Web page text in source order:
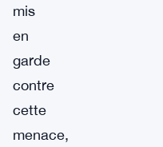
mis
en
garde
contre
cette
menace,